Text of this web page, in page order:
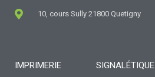
10, cours Sully 21800 Quetigny
IMPRIMERIE SIGNALÉTIQUE